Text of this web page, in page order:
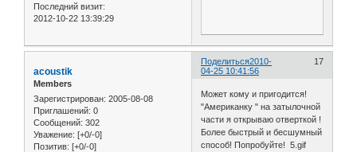
Последний визит:
2012-10-22 13:39:29
Поделиться 17
2010-
04-25 10:41:56
acoustik
Members
Зарегистрирован: 2005-08-08
Приглашений: 0
Сообщений: 302
Уважение: [+0/-0]
Позитив: [+0/-0]
Может кому и пригодится!
"Американку " на затылочной
части я открываю отверткой !
Более быстрый и бесшумный
способ! Попробуйте! 5.gif